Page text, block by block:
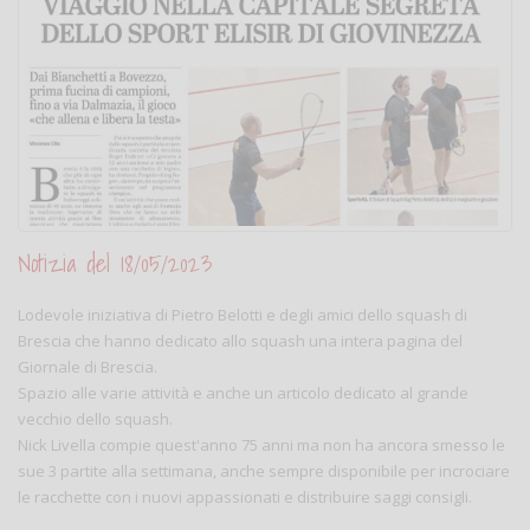
Notizia del 18/05/2023
Lodevole iniziativa di Pietro Belotti e degli amici dello squash di
Brescia che hanno dedicato allo squash una intera pagina del
Giornale di Brescia.
Spazio alle varie attività e anche un articolo dedicato al grande
vecchio dello squash.
Nick Livella compie quest'anno 75 anni ma non ha ancora smesso le
sue 3 partite alla settimana, anche sempre disponibile per incrociare
le racchette con i nuovi appassionati e distribuire saggi consigli.